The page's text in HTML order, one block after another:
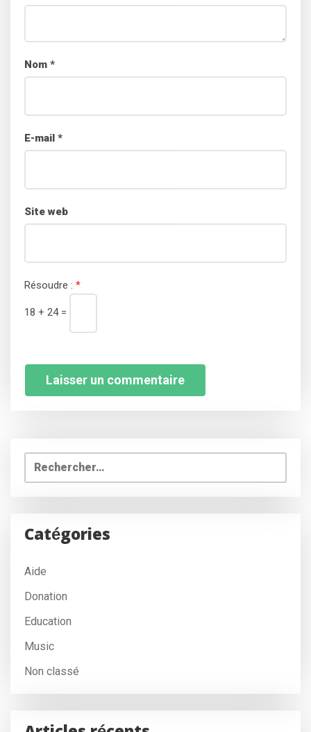
Nom *
E-mail *
Site web
Résoudre : *
18 + 24 =
Rechercher :
Catégories
Aide
Donation
Education
Music
Non classé